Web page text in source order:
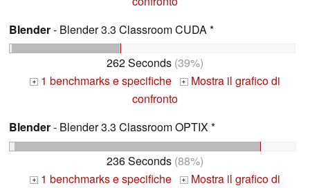
Blender- Blender 3.3 Classroom CUDA *
262 Seconds (39%)
+ 1 benchmarks e specifiche + Mostra il grafico di
confronto
Blender- Blender 3.3 Classroom OPTIX *
236 Seconds (88%)
+ 1 benchmarks e specifiche + Mostra il grafico di